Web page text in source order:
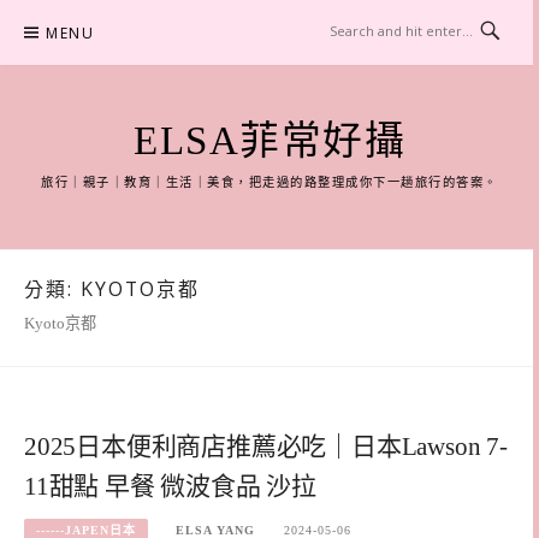
content
MENU
ELSA菲常好攝
旅行｜親子｜教育｜生活｜美食，把走過的路整理成你下一趟旅行的答案。
分類: KYOTO京都
Kyoto京都
2025日本便利商店推薦必吃｜日本Lawson 7-
11甜點 早餐 微波食品 沙拉
------JAPEN日本 ELSA YANG 2024-05-06